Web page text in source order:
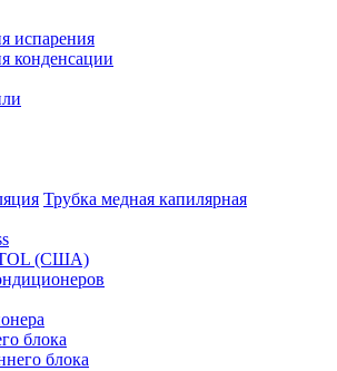
испарения
конденсации
Трубка медная капилярная
(США)
блока
блока